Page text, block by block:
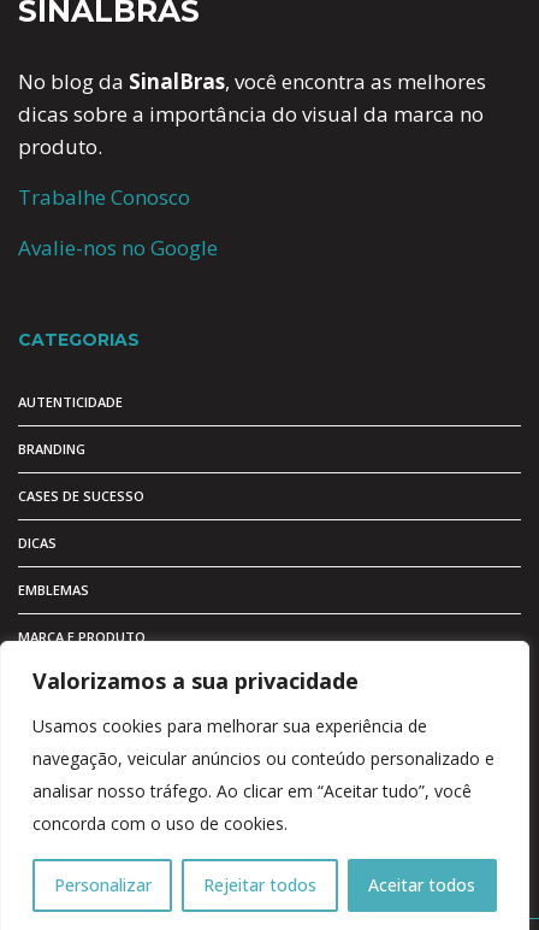
Valorizamos a sua privacidade
Usamos cookies para melhorar sua experiência de
navegação, veicular anúncios ou conteúdo personalizado e
analisar nosso tráfego. Ao clicar em “Aceitar tudo”, você
concorda com o uso de cookies.
Personalizar Rejeitar todos Aceitar todos
SINALBRAS
No blog da SinalBras, você encontra as melhores
dicas sobre a importância do visual da marca no
produto.
Trabalhe Conosco
Avalie-nos no Google
CATEGORIAS
AUTENTICIDADE
BRANDING
CASES DE SUCESSO
DICAS
EMBLEMAS
MARCA E PRODUTO
MARKETING
METAL ADESIVO
VALOR